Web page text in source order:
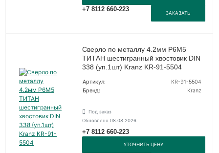
+7 8112 660-223
ЗАКАЗАТЬ
Сверло по металлу 4.2мм Р6М5
ТИТАН шестигранный хвостовик DIN
338 (уп.1шт) Kranz KR-91-5504
Артикул:
KR-91-5504
Бренд:
Kranz
Под заказ
Обновлено 08.08.2026
+7 8112 660-223
УТОЧНИТЬ ЦЕНУ